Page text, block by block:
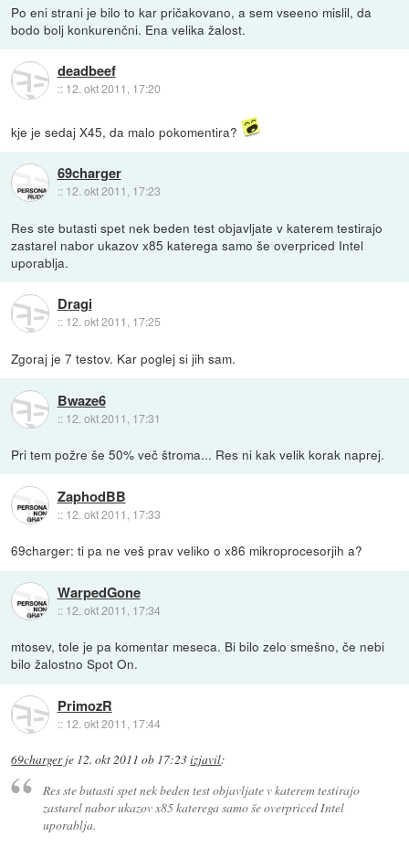
Po eni strani je bilo to kar pričakovano, a sem vseeno mislil, da
bodo bolj konkurenčni. Ena velika žalost.
deadbeef
:: 12. okt 2011, 17:20
kje je sedaj X45, da malo pokomentira?
69charger
:: 12. okt 2011, 17:23
Res ste butasti spet nek beden test objavljate v katerem testirajo
zastarel nabor ukazov x85 katerega samo še overpriced Intel
uporablja.
Dragi
:: 12. okt 2011, 17:25
Zgoraj je 7 testov. Kar poglej si jih sam.
Bwaze6
:: 12. okt 2011, 17:31
Pri tem požre še 50% več štroma... Res ni kak velik korak naprej.
ZaphodBB
:: 12. okt 2011, 17:33
69charger: ti pa ne veš prav veliko o x86 mikroprocesorjih a?
WarpedGone
:: 12. okt 2011, 17:34
mtosev, tole je pa komentar meseca. Bi bilo zelo smešno, če nebi
bilo žalostno Spot On.
PrimozR
:: 12. okt 2011, 17:44
69chargerje 12. okt 2011 ob 17:23izjavil:
Res ste butasti spet nek beden test objavljate v katerem testirajo
zastarel nabor ukazov x85 katerega samo še overpriced Intel
uporablja.